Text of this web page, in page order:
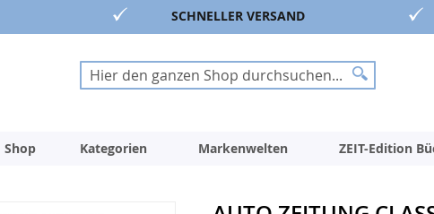
SCHNELLER VERSAND
Suche
Suche
Shop Kategorien Markenwelten ZEIT-Edition